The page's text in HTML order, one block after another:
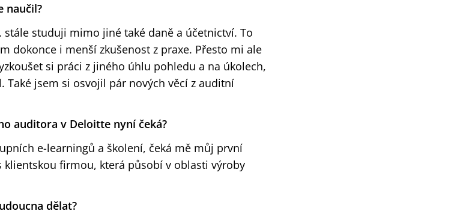
naučil?
stále studuji mimo jiné také daně a účetnictví. To
dokonce i menší zkušenost z praxe. Přesto mi ale
si práci z jiného úhlu pohledu a na úkolech,
Také jsem si osvojil pár nových věcí z auditní
auditora v Deloitte nyní čeká?
e-learningů a školení, čeká mě můj první
firmou, která působí v oblasti výroby
dělat?